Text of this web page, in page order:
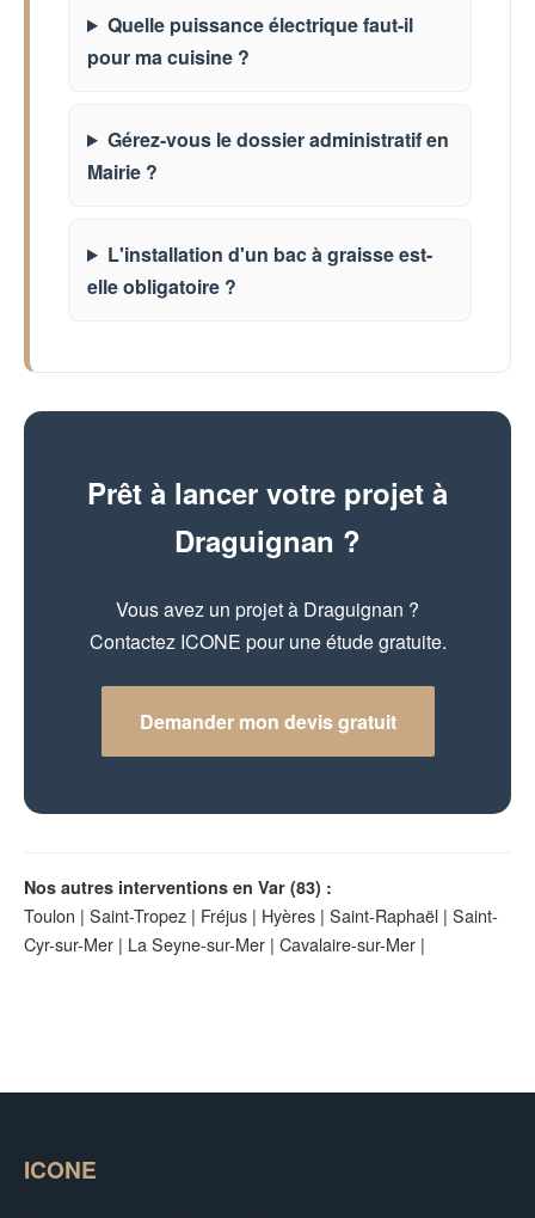
Quelle puissance électrique faut-il
pour ma cuisine ?
Gérez-vous le dossier administratif en
Mairie ?
L'installation d'un bac à graisse est-
elle obligatoire ?
Prêt à lancer votre projet à
Draguignan ?
Vous avez un projet à Draguignan ?
Contactez ICONE pour une étude gratuite.
Demander mon devis gratuit
Nos autres interventions en Var (83) :
Toulon | Saint-Tropez | Fréjus | Hyères | Saint-Raphaël | Saint-
Cyr-sur-Mer | La Seyne-sur-Mer | Cavalaire-sur-Mer |
ICONE